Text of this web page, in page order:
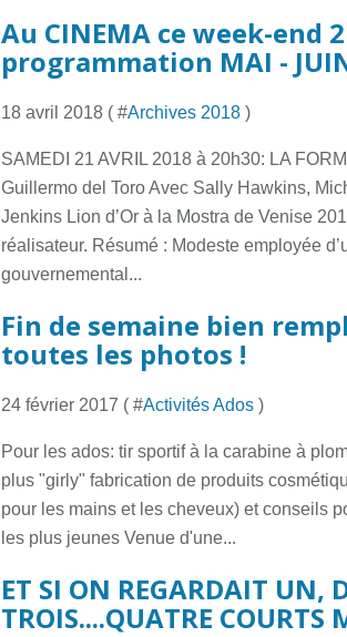
Au CINEMA ce week-end
programmation MAI -
18 avril 2018 ( #Archives 2018 )
SAMEDI 21 AVRIL 2018 à 20h30: LA
Guillermo del Toro Avec Sally Hawkins,
Jenkins Lion d’Or à la Mostra de Venise
réalisateur. Résumé : Modeste employée
gouvernemental...
Fin de semaine bien
toutes les photos !
24 février 2017 ( #Activités Ados )
Pour les ados: tir sportif à la carabine à
plus "girly" fabrication de produits
pour les mains et les cheveux) et conseils
les plus jeunes Venue d'une...
ET SI ON REGARDAIT UN,
TROIS....QUATRE COURTS